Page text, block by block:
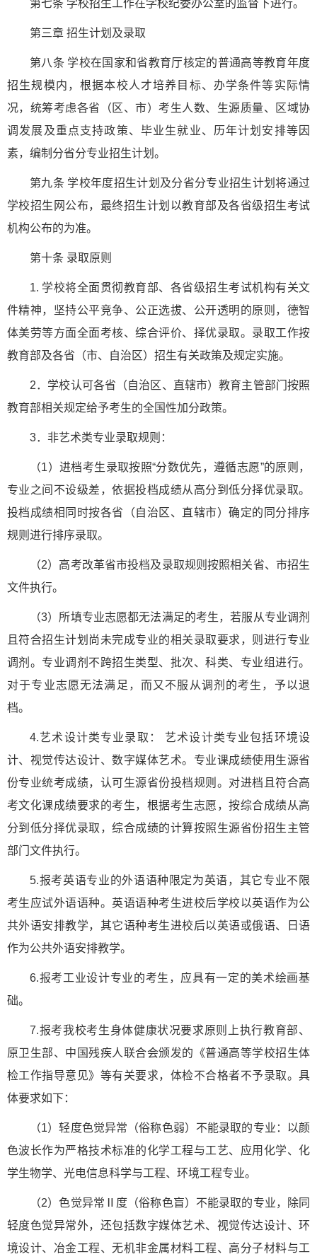
第七条 学校招生工作在学校纪委办公室的监督下进行。
第三章 招生计划及录取
第八条 学校在国家和省教育厅核定的普通高等教育年度
招生规模内，根据本校人才培养目标、办学条件等实际情
况，统筹考虑各省（区、市）考生人数、生源质量、区域协
调发展及重点支持政策、毕业生就业、历年计划安排等因
素，编制分省分专业招生计划。
第九条 学校年度招生计划及分省分专业招生计划将通过
学校招生网公布，最终招生计划以教育部及各省级招生考试
机构公布的为准。
第十条 录取原则
1. 学校将全面贯彻教育部、各省级招生考试机构有关文
件精神，坚持公平竞争、公正选拔、公开透明的原则，德智
体美劳等方面全面考核、综合评价、择优录取。录取工作按
教育部及各省（市、自治区）招生有关政策及规定实施。
2．学校认可各省（自治区、直辖市）教育主管部门按照
教育部相关规定给予考生的全国性加分政策。
3．非艺术类专业录取规则：
（1）进档考生录取按照“分数优先，遵循志愿”的原则，
专业之间不设级差，依据投档成绩从高分到低分择优录取。
投档成绩相同时按各省（自治区、直辖市）确定的同分排序
规则进行排序录取。
（2）高考改革省市投档及录取规则按照相关省、市招生
文件执行。
（3）所填专业志愿都无法满足的考生，若服从专业调剂
且符合招生计划尚未完成专业的相关录取要求，则进行专业
调剂。专业调剂不跨招生类型、批次、科类、专业组进行。
对于专业志愿无法满足，而又不服从调剂的考生，予以退
档。
4.艺术设计类专业录取： 艺术设计类专业包括环境设
计、视觉传达设计、数字媒体艺术。专业课成绩使用生源省
份专业统考成绩，认可生源省份投档规则。对进档且符合高
考文化课成绩要求的考生，根据考生志愿，按综合成绩从高
分到低分择优录取，综合成绩的计算按照生源省份招生主管
部门文件执行。
5.报考英语专业的外语语种限定为英语，其它专业不限
考生应试外语语种。英语语种考生进校后学校以英语作为公
共外语安排教学，其它语种考生进校后以英语或俄语、日语
作为公共外语安排教学。
6.报考工业设计专业的考生，应具有一定的美术绘画基
础。
7.报考我校考生身体健康状况要求原则上执行教育部、
原卫生部、中国残疾人联合会颁发的《普通高等学校招生体
检工作指导意见》等有关要求，体检不合格者不予录取。具
体要求如下：
（1）轻度色觉异常（俗称色弱）不能录取的专业：以颜
色波长作为严格技术标准的化学工程与工艺、应用化学、化
学生物学、光电信息科学与工程、环境工程专业。
（2）色觉异常Ⅱ度（俗称色盲）不能录取的专业，除同
轻度色觉异常外，还包括数字媒体艺术、视觉传达设计、环
境设计、冶金工程、无机非金属材料工程、高分子材料与工